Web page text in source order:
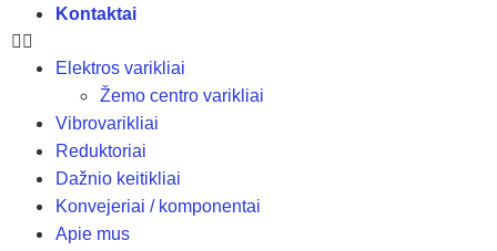
Kontaktai
Elektros varikliai
Žemo centro varikliai
Vibrovarikliai
Reduktoriai
Dažnio keitikliai
Konvejeriai / komponentai
Apie mus